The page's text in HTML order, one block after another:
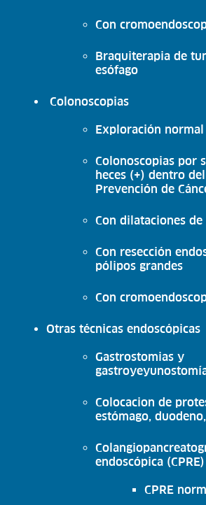
Con
Braquiterapia de
esófago
Colonoscopias
Exploración normal
Colonoscopias por
heces (+) dentro
Prevención de
Con dilataciones de
Con resección
pólipos grandes
Con
Otras técnicas endoscópicas
Gastrostomias y
Colocacion de
estómago,
endoscópica (CPRE)
CPRE